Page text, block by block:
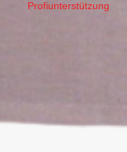
Profiunterstützung